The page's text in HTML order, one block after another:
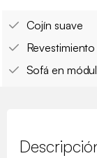
Cojín suave
Sofá en